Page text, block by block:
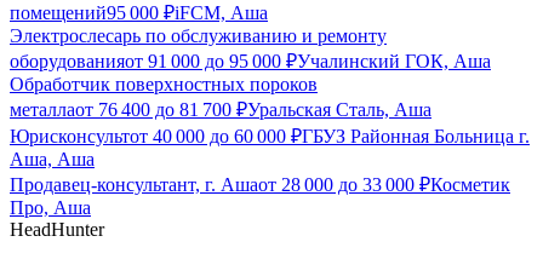
помещений95 000 ₽iFCM, Аша
Электрослесарь по обслуживанию и ремонту
оборудованияот 91 000 до 95 000 ₽Учалинский ГОК, Аша
Обработчик поверхностных пороков
металлаот 76 400 до 81 700 ₽Уральская Сталь, Аша
Юрисконсультот 40 000 до 60 000 ₽ГБУЗ Районная Больница г.
Аша, Аша
Продавец-консультант, г. Ашаот 28 000 до 33 000 ₽Косметик
Про, Аша
HeadHunter